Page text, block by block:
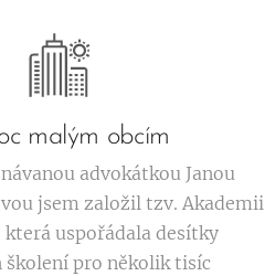
malým obcím
advokátkou Janou
jsem založil tzv. Akademii
která uspořádala desítky
školení pro několik tisíc